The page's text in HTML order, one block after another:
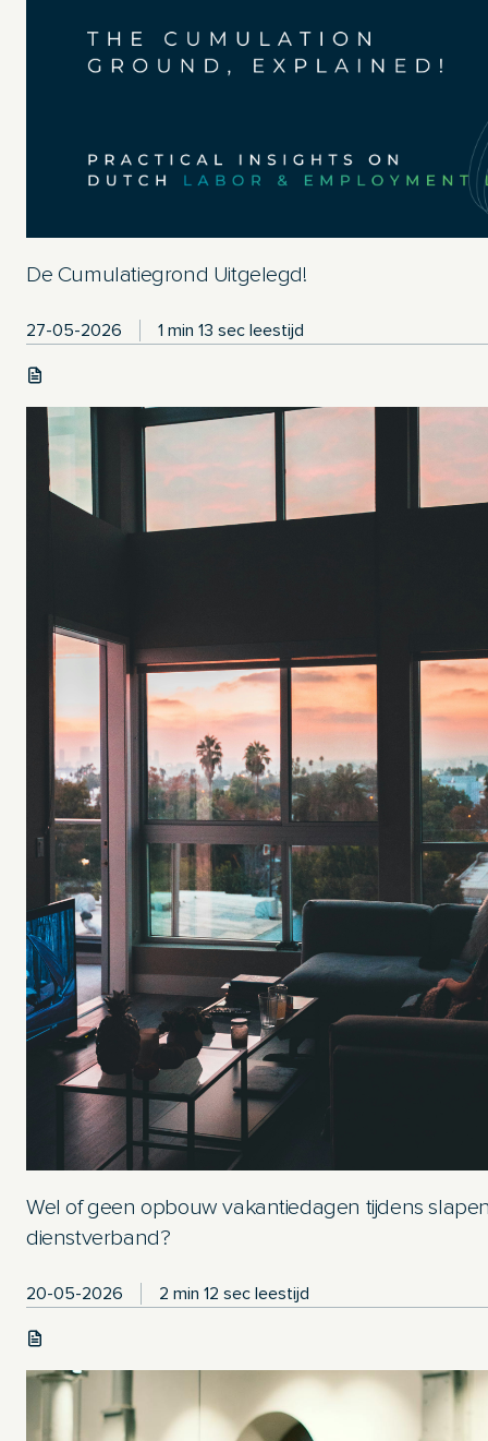
De Cumulatiegrond Uitgelegd!
27-05-2026 1 min 13 sec leestijd
Wel of geen opbouw vakantiedagen tijdens
dienstverband?
20-05-2026 2 min 12 sec leestijd